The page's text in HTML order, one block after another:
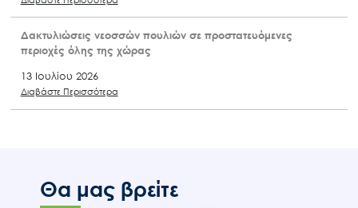
Δακτυλιώσεις νεοσσών πουλιών σε προστατευόμενες
περιοχές όλης της χώρας
13 Ιουλίου 2026
Διαβάστε Περισσότερα
Θα μας βρείτε